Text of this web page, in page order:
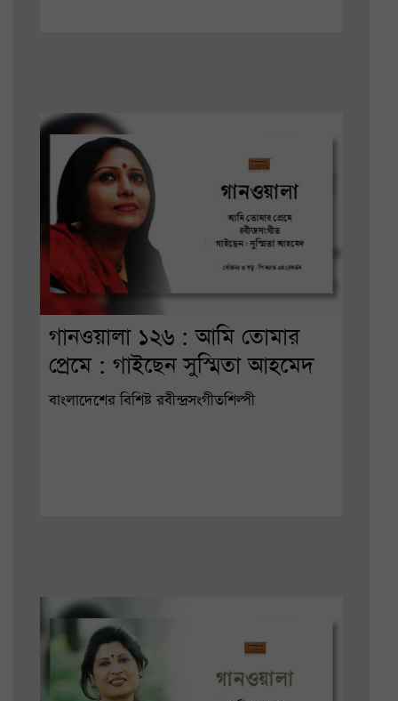
গানওয়ালা ১২৬ : আমি তোমার
প্রেমে : গাইছেন সুস্মিতা আহমেদ
বাংলাদেশের বিশিষ্ট রবীন্দ্রসংগীতশিল্পী